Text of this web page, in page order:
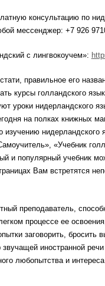
консультацию по
мессенджер: +7 926
с лингвокоучем»:
правильное его
курсы голландского
уроки нидерландского
на полках книжных
изучению нидерландского
«Учебник
и популярный учебник
Вам встретятся
преподаватель,
процессе ее
заговорить, бросить
иностранной
любопытства и